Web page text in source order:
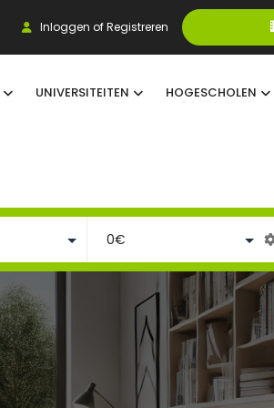
Inloggen of Registreren
UNIVERSITEITEN HOGESCHOLEN